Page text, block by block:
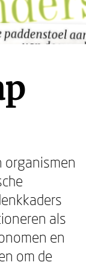
paddenstoel
van de
paddenstoel
van de
organismen
als
en
om de